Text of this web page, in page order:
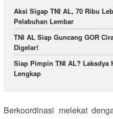
Aksi Sigap TNI AL, 70 Ribu
Pelabuhan Lembar
TNI AL Siap Guncang GOR
Digelar!
Siap Pimpin TNI AL? Laksdya
Lengkap
Berkoordinasi melekat